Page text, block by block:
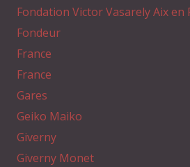
Fondation Victor Vasarely Aix en
Fondeur
France
France
Gares
Geiko Maiko
Giverny
Giverny Monet